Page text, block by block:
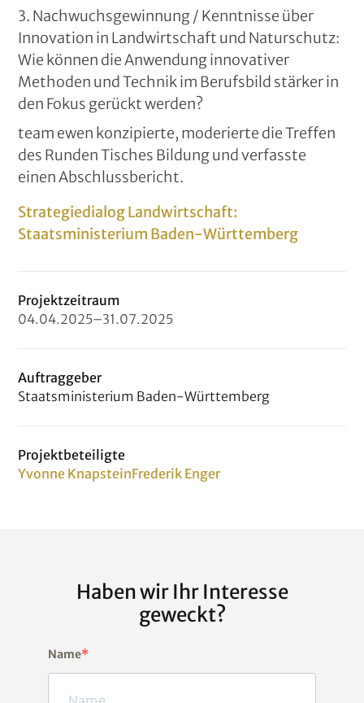
3. Nachwuchsgewinnung / Kenntnisse über
Innovation in Landwirtschaft und Naturschutz:
Wie können die Anwendung innovativer
Methoden und Technik im Berufsbild stärker in
den Fokus gerückt werden?
team ewen konzipierte, moderierte die Treffen
des Runden Tisches Bildung und verfasste
einen Abschlussbericht.
Strategiedialog Landwirtschaft:
Staatsministerium Baden-Württemberg
Projektzeitraum
04.04.2025–31.07.2025
Auftraggeber
Staatsministerium Baden-Württemberg
Projektbeteiligte
Yvonne KnapsteinFrederik Enger
Haben wir Ihr Interesse
geweckt?
Name